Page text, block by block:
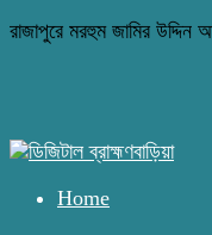
রাজাপুরে মরহুম জামির উদ্দিন
Home